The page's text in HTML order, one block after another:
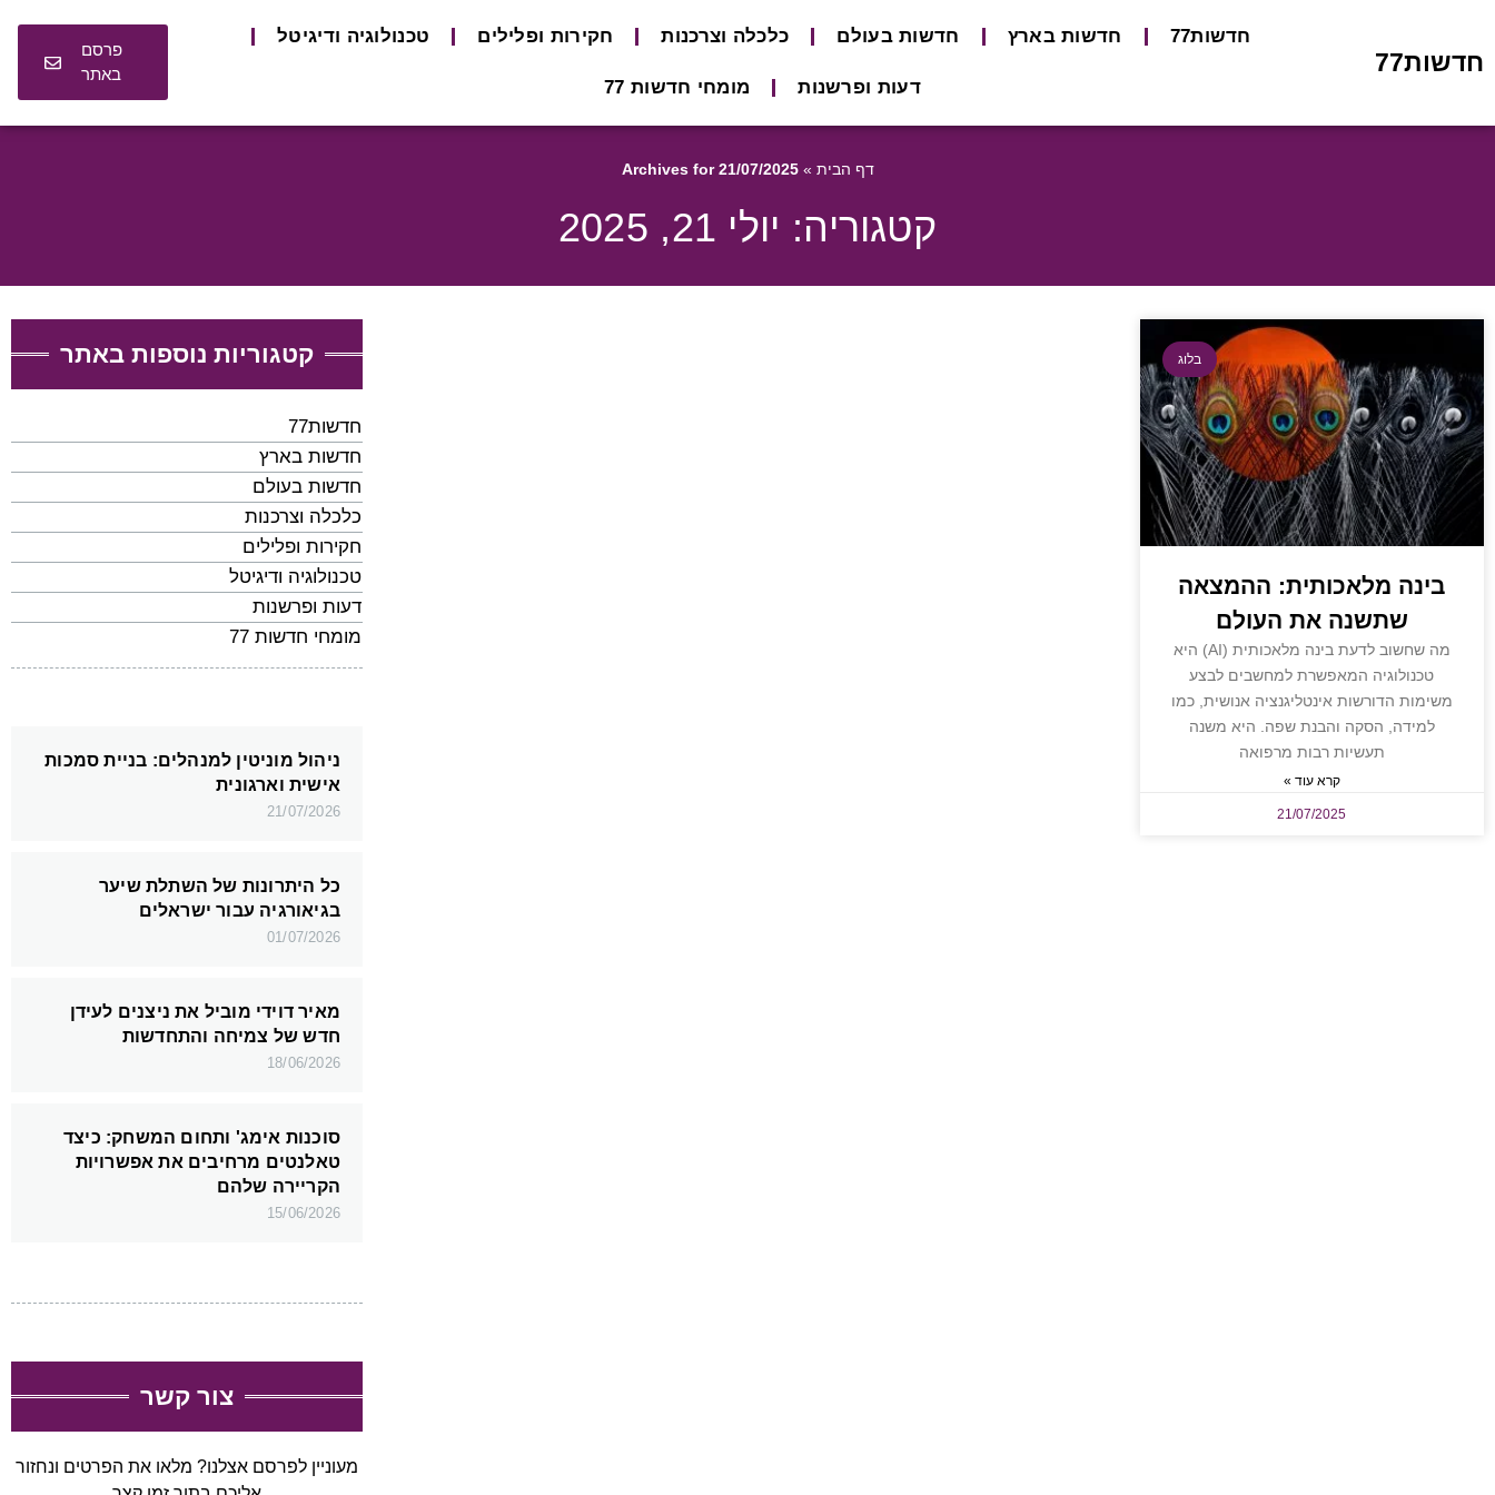
חדשות77
חדשות77 חדשות בארץ חדשות בעולם כלכלה וצרכנות חקירות ופלילים טכנולוגיה ודיגיטל
דעות ופרשנות מומחי חדשות 77
פרסם
באתר
דף הבית »
Archives for 21/07/2025
קטגוריה: יולי 21, 2025
בלוג
בינה מלאכותית: ההמצאה
שתשנה את העולם
מה שחשוב לדעת בינה מלאכותית (AI) היא
טכנולוגיה המאפשרת למחשבים לבצע
משימות הדורשות אינטליגנציה אנושית, כמו
למידה, הסקה והבנת שפה. היא משנה
תעשיות רבות מרפואה
קרא עוד »
21/07/2025
קטגוריות נוספות באתר
חדשות77
חדשות בארץ
חדשות בעולם
כלכלה וצרכנות
חקירות ופלילים
טכנולוגיה ודיגיטל
דעות ופרשנות
מומחי חדשות 77
ניהול מוניטין למנהלים: בניית סמכות
אישית וארגונית
21/07/2026
כל היתרונות של השתלת שיער
בגיאורגיה עבור ישראלים
01/07/2026
מאיר דוידי מוביל את ניצנים לעידן
חדש של צמיחה והתחדשות
18/06/2026
סוכנות אימג' ותחום המשחק: כיצד
טאלנטים מרחיבים את אפשרויות
הקריירה שלהם
15/06/2026
צור קשר
מעוניין לפרסם אצלנו? מלאו את הפרטים ונחזור